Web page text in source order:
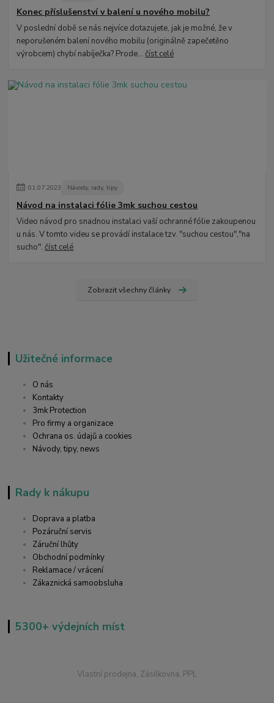
Konec příslušenství v balení u nového mobilu?
V poslední době se nás nejvíce dotazujete, jak je možné, že v
neporušeném balení nového mobilu (originálně zapečetěno
výrobcem) chybí nabíječka? Prode...číst celé
01.07.2023 Návody, rady, tipy
Návod na instalaci fólie 3mk suchou cestou
Video návod pro snadnou instalaci vaší ochranné fólie zakoupenou
u nás. V tomto videu se provádí instalace tzv. "suchou cestou","na
sucho".číst celé
Zobrazit všechny články
Užitečné informace
O nás
Kontakty
3mk Protection
Pro firmy a organizace
Ochrana os. údajů a cookies
Návody, tipy, news
Rady k nákupu
Doprava a platba
Pozáruční servis
Záruční lhůty
Obchodní podmínky
Reklamace / vrácení
Zákaznická samoobsluha
5300+ výdejních míst
Vlastní prodejna, Zásilkovna, PPL